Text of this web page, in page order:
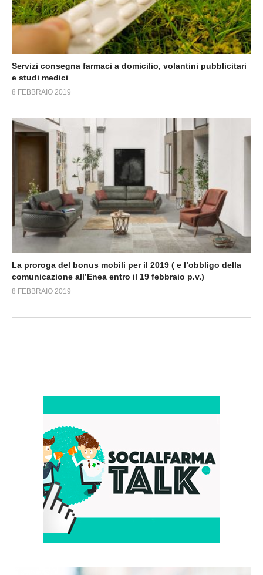
Servizi consegna farmaci a domicilio, volantini pubblicitari
e studi medici
8 FEBBRAIO 2019
La proroga del bonus mobili per il 2019 ( e l’obbligo della
comunicazione all’Enea entro il 19 febbraio p.v.)
8 FEBBRAIO 2019